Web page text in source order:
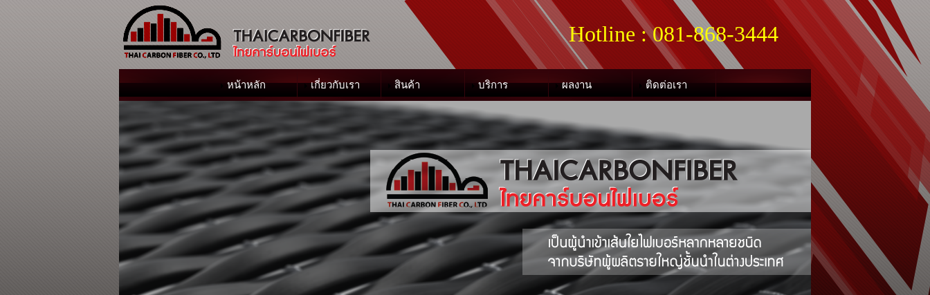
Hotline : 081-868-3444
หน้าหลัก เกี่ยวกับเรา สินค้า บริการ ผลงาน ติดต่อเรา